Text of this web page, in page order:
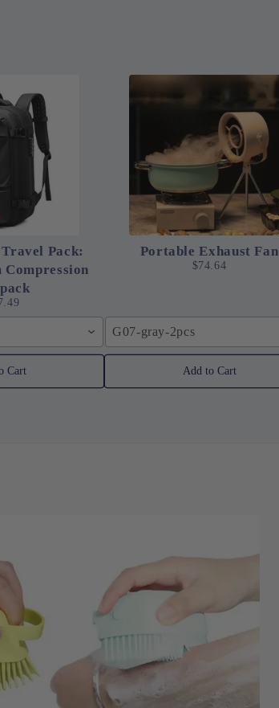
Pack:
Compression
Cart
Portable Exhaust Fan
$74.64
G07-gray-2pcs
Add to Cart